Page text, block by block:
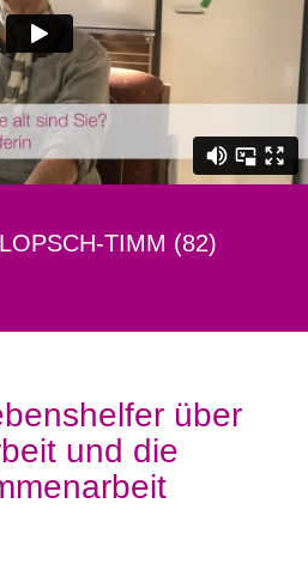
TIMM (82)
über
und die